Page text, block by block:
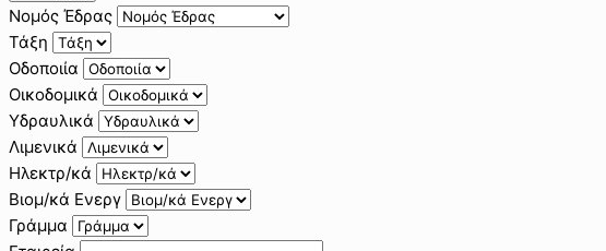
Νομός Έδρας
Τάξη
Οδοποιία
Οικοδομικά
Υδραυλικά
Λιμενικά
Ηλεκτρ/κά
Βιομ/κά Ενεργ
Γράμμα